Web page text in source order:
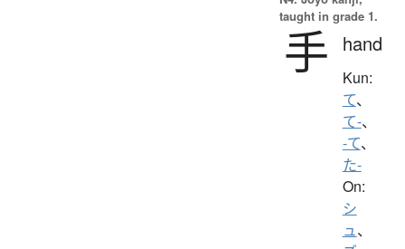
taught in grade 1.
手 hand
Kun:
て、
て-、
-て、
た-
On:
シ
ュ、